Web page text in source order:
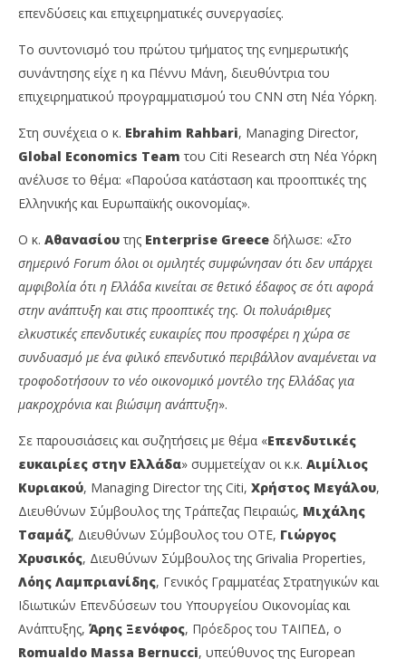
επενδύσεις και επιχειρηματικές συνεργασίες.
Το συντονισμό του πρώτου τμήματος της ενημερωτικής
συνάντησης είχε η κα Πέννυ Μάνη, διευθύντρια του
επιχειρηματικού προγραμματισμού του CNN στη Νέα Υόρκη.
Στη συνέχεια ο κ. Ebrahim Rahbari, Managing Director,
Global Economics Team του Citi Research στη Νέα Υόρκη
ανέλυσε το θέμα: «Παρούσα κατάσταση και προοπτικές της
Ελληνικής και Ευρωπαϊκής οικονομίας».
Ο κ. Αθανασίου της Enterprise Greece δήλωσε: «Στο
σημερινό Forum όλοι οι ομιλητές συμφώνησαν ότι δεν υπάρχει
αμφιβολία ότι η Ελλάδα κινείται σε θετικό έδαφος σε ότι αφορά
στην ανάπτυξη και στις προοπτικές της. Οι πολυάριθμες
ελκυστικές επενδυτικές ευκαιρίες που προσφέρει η χώρα σε
συνδυασμό με ένα φιλικό επενδυτικό περιβάλλον αναμένεται να
τροφοδοτήσουν το νέο οικονομικό μοντέλο της Ελλάδας για
μακροχρόνια και βιώσιμη ανάπτυξη».
Σε παρουσιάσεις και συζητήσεις με θέμα «Επενδυτικές
ευκαιρίες στην Ελλάδα» συμμετείχαν οι κ.κ. Αιμίλιος
Κυριακού, Managing Director της Citi, Χρήστος Μεγάλου,
Διευθύνων Σύμβουλος της Τράπεζας Πειραιώς, Μιχάλης
Τσαμάζ, Διευθύνων Σύμβουλος του ΟΤΕ, Γιώργος
Χρυσικός, Διευθύνων Σύμβουλος της Grivalia Properties,
Λόης Λαμπριανίδης, Γενικός Γραμματέας Στρατηγικών και
Ιδιωτικών Επενδύσεων του Υπουργείου Οικονομίας και
Ανάπτυξης, Άρης Ξενόφος, Πρόεδρος του ΤΑΙΠΕΔ, ο
Romualdo Massa Bernucci, υπεύθυνος της European